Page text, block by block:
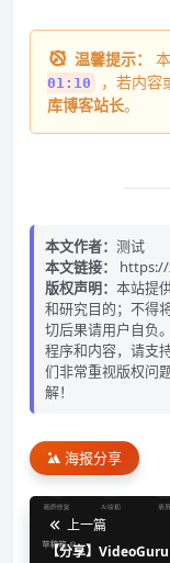
温馨提示：
01:10
，若内容
库博客站长。
本文作者： 测试
本文链接：
版权声明： 本站提
和研究目的；不得
切后果请用户自负
程序和内容，请支
们非常重视版权问
解！
海报分享
上一篇
【分享】